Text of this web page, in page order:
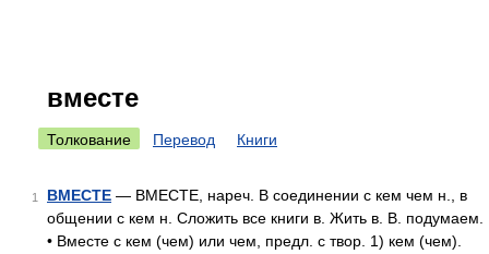
вместе
Толкование Перевод Книги
1 ВМЕСТЕ — ВМЕСТЕ, нареч. В соединении с кем чем н., в
общении с кем н. Сложить все книги в. Жить в. В. подумаем.
• Вместе с кем (чем) или чем, предл. с твор. 1) кем (чем).